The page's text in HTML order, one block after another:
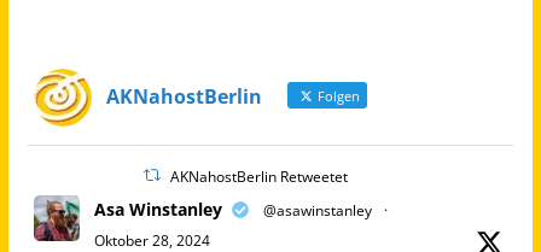
AKNahostBerlin Folgen
AKNahostBerlin Retweetet
Asa Winstanley @asawinstanley
·
Oktober 28, 2024